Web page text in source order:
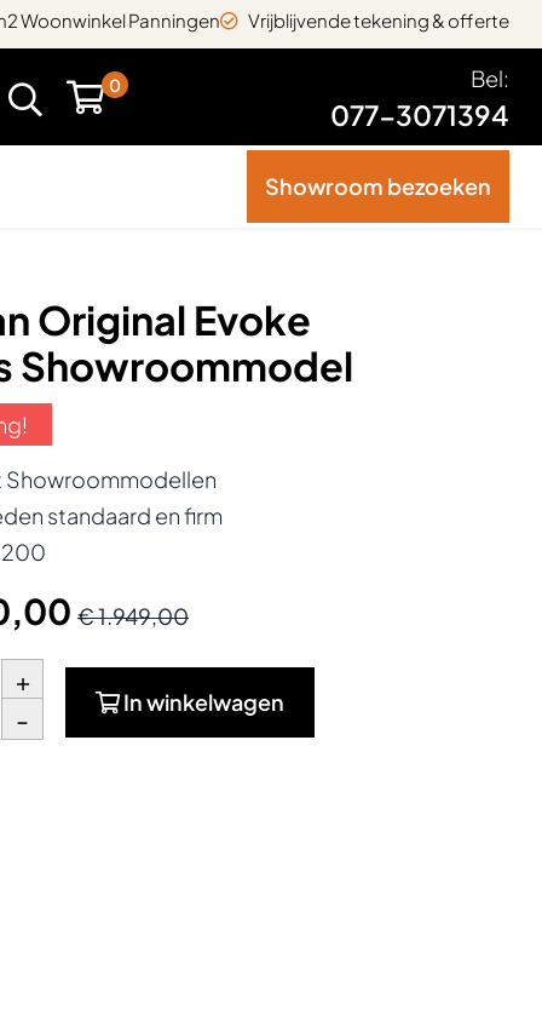
Vrijblijvende tekening & offerte
Woonwinkel Panningen
0 Bel:
077-3071394
Showroom bezoeken
Original Evoke
Showroommodel
standaard en firm
€ 1.949,00
+
- In winkelwagen